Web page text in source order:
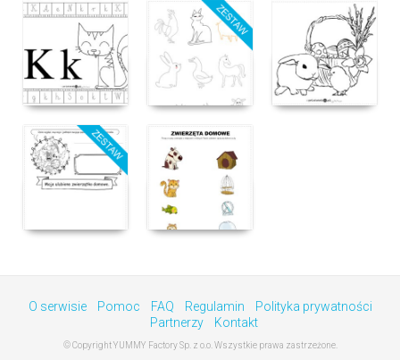
O serwisie Pomoc FAQ Regulamin
Polityka prywatności
Partnerzy
Kontakt
© Copyright YUMMY Factory Sp. z o.o. Wszystkie prawa zastrzeżone.